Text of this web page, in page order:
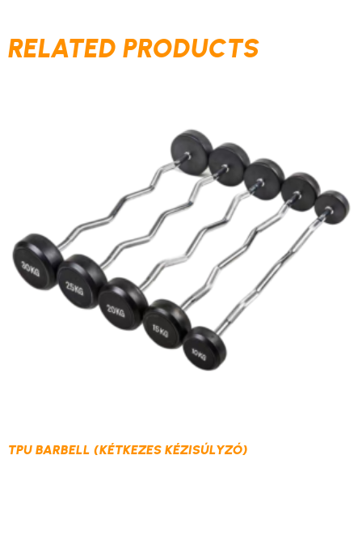
RELATED PRODUCTS
TPU BARBELL (KÉTKEZES KÉZISÚLYZÓ)